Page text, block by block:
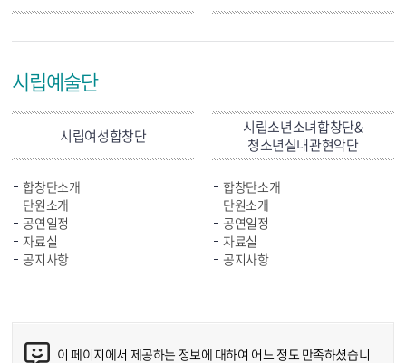
시립예술단
시립여성합창단
합창단소개
단원소개
공연일정
자료실
공지사항
시립소년소녀합창단&
청소년실내관현악단
합창단소개
단원소개
공연일정
자료실
공지사항
이 페이지에서 제공하는 정보에 대하여 어느 정도 만족하셨습니